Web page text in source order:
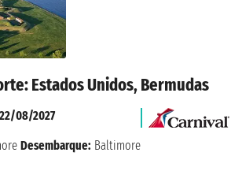
Estados Unidos, Bermudas
22/08/2027
Desembarque: Baltimore